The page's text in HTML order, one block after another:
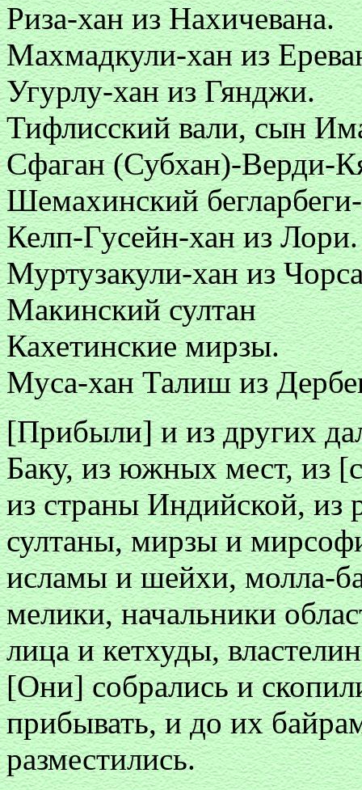
Риза-хан из Нахичевана.
Махмадкули-хан из
Угурлу-хан из Гянджи.
Тифлисский вали, сын
Сфаган (Субхан)-Верди-
Шемахинский
Келп-Гусейн-хан из Лори.
Муртузакули-хан из
Макинский султан
Кахетинские мирзы.
Муса-хан Талиш из
[Прибыли] и из других
Баку, из южных мест, из
из страны Индийской, из
султаны, мирзы и
исламы и шейхи, молла-
мелики, начальники
лица и кетхуды,
[Они] собрались и
прибывать, и до их
разместились.